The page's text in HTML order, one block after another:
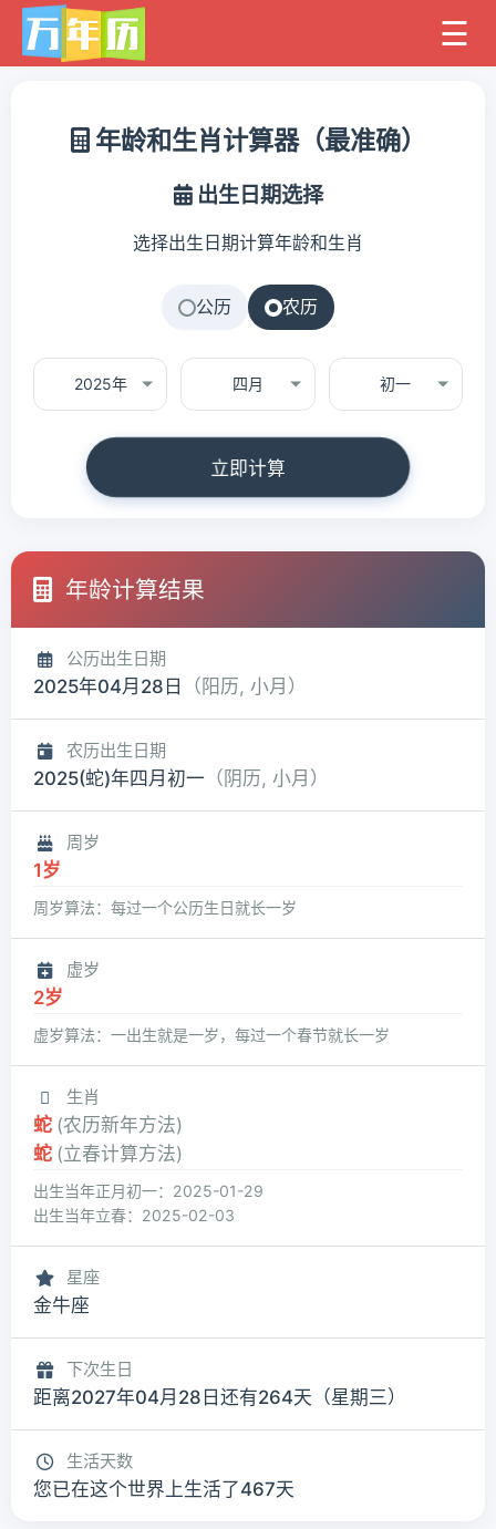
年龄和生肖计算器（最准确）
出生日期选择
选择出生日期计算年龄和生肖
公历 农历
2025年 四月 初一
立即计算
年龄计算结果
公历出生日期
2025年04月28日 （阳历, 小月）
农历出生日期
2025(蛇)年四月初一 （阴历, 小月）
周岁
1岁
周岁算法：每过一个公历生日就长一岁
虚岁
2岁
虚岁算法：一出生就是一岁，每过一个春节就长一岁
生肖
蛇 (农历新年方法)
蛇 (立春计算方法)
出生当年正月初一：2025-01-29
出生当年立春：2025-02-03
星座
金牛座
下次生日
距离2027年04月28日还有264天（星期三）
生活天数
您已在这个世界上生活了467天